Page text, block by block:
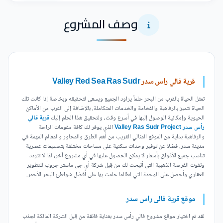
وصف المشروع
قرية فالي راس سدرValley Red Sea Ras Sudr
تمثل الحياة بالقرب من البحر حلماً يراود الجميع ويسعى لتحقيقه وبخاصة إذا كانت تلك
الحياة تتميز بالرفاهية والفخامة والخدمات المتكاملة، بالإضافة إلى القرب من الأماكن
الحيوية وإمكانية الوصول إليها في أسرع وقت، ولتحقيق هذا الحلم إليكقرية قالي
رأس سدر Valley Ras Sudr Project
الذي يوفر لك كافة مقومات الراحة
والرفاهية بداية من الموقع المثالي القريب من أهم الطرق والمحاور والمعالم المهمة في
مدينة سدر، فضلا عن توفير وحدات سكنية على مساحات مختلفة بتصميمات عصرية
تناسب جميع الأذواق بأسعار لا يمكن الحصول عليها في أي مشروع آخر، لذا لا تتردد
وتفوت الفرصة الذهبية التي أتيحت لك من قِبل شركة أي جي ماستر جروب للتطوير
العقاري وأحصل على الوحدة التي لطالما حلمت بها على أفضل شواطئ البحر الأحمر.
موقع قرية فالى راس سدر
لقد تم اختيار موقع مشروع فالي رأس سدر بعناية فائقة من قِبل الشركة المالكة لجذب